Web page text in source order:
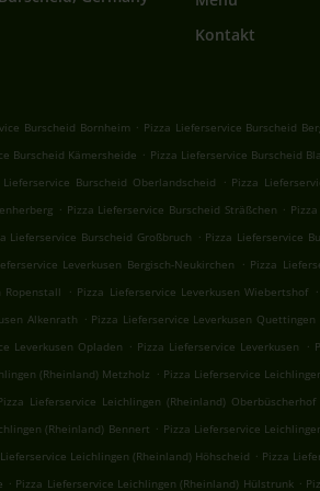
Kontakt
Burscheid Bornheim . Pizza Lieferservice Burscheid
Burscheid Kämersheide . Pizza Lieferservice Burscheid
Lieferservice Burscheid Oberlandscheid . Pizza
. Pizza Lieferservice Burscheid Sträßchen .
Lieferservice Burscheid Großbruch . Pizza Lieferservice
Leverkusen Bergisch-Neukirchen . Pizza
Ropenstall . Pizza Lieferservice Leverkusen Wiebertshof .
Alkenrath . Pizza Lieferservice Leverkusen Quettingen
Leverkusen Opladen . Pizza Lieferservice Leverkusen .
(Rheinland) Metzholz . Pizza Lieferservice
Lieferservice Leichlingen (Rheinland) Oberbüscherhof
(Rheinland) Bennert . Pizza Lieferservice
Leichlingen (Rheinland) Höhscheid . Pizza
. Pizza Lieferservice Leichlingen (Rheinland) Hülstrunk .